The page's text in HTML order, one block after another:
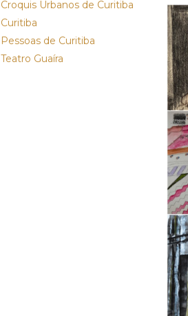
Croquis Urbanos de Curitiba
Curitiba
Pessoas de Curitiba
Teatro Guaíra